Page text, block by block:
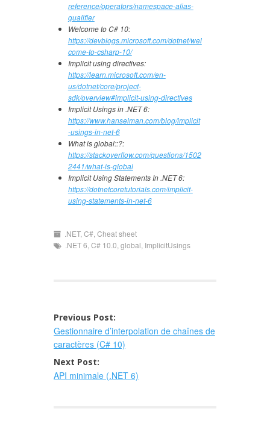
reference/operators/namespace-alias-
qualifier
Welcome to C# 10:
https://devblogs.microsoft.com/dotnet/wel
come-to-csharp-10/
Implicit using directives:
https://learn.microsoft.com/en-
us/dotnet/core/project-
sdk/overview#implicit-using-directives
Implicit Usings in .NET 6:
https://www.hanselman.com/blog/implicit
-usings-in-net-6
What is global::?:
https://stackoverflow.com/questions/1502
2441/what-is-global
Implicit Using Statements In .NET 6:
https://dotnetcoretutorials.com/implicit-
using-statements-in-net-6
.NET, C#, Cheat sheet
.NET 6 C# 10.0 global ImplicitUsings
Post
navigation
Previous Post:
Gestionnaire d’interpolation de chaînes de
caractères (C# 10)
Next Post:
API minimale (.NET 6)